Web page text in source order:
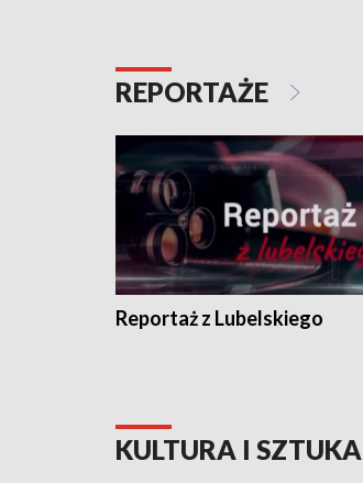
REPORTAŻE
Reportaż z Lubelskiego
KULTURA I SZTUKA